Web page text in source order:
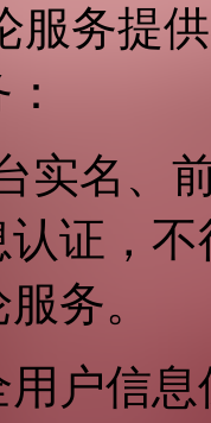
服务提
实名、
证，
务。
用户信